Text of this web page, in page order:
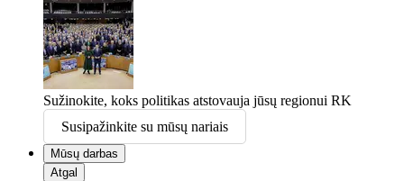
Sužinokite, koks politikas atstovauja jūsų regionui RK
Susipažinkite su mūsų nariais
Mūsų darbas
Atgal